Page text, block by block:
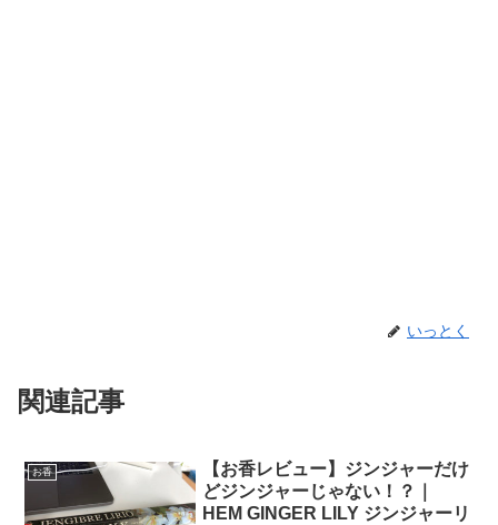
いっとく
関連記事
お香
【お香レビュー】ジンジャーだけ
どジンジャーじゃない！？｜
HEM GINGER LILY ジンジャーリ